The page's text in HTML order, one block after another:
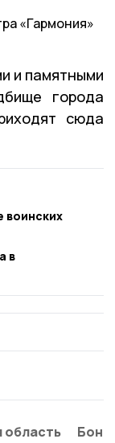
«Гармония»
и памятными
города
сюда
воинских
в
область